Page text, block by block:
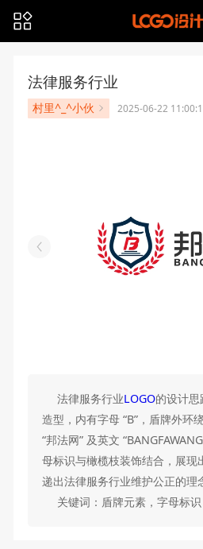
法律服务行业
村里^_^小伙 2025-06-22
法律服务行业LOGO的设计
造型，内有字母 “B”，盾牌外环
“邦法网” 及英文
母标识与橄榄枝装饰结合，展现
递出法律服务行业维护公正的理
关键词：盾牌元素，字母标